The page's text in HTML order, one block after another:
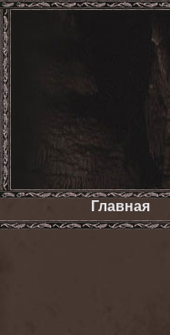
Главная